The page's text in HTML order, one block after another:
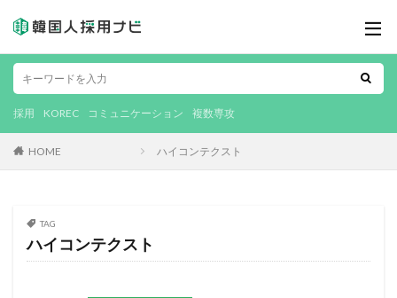
採用 KOREC コミュニケーション 複数専攻
HOME ハイコンテクスト
TAG
ハイコンテクスト